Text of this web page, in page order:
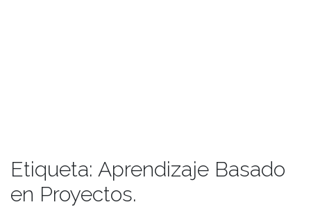
Etiqueta: Aprendizaje Basado
en Proyectos.